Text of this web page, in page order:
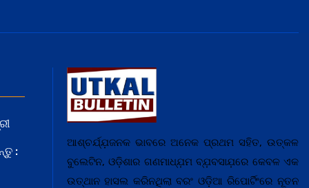
:
ଆଶ୍ଚର୍ଯ୍ଯ଼ଜନକ ଭାବରେ ଅନେକ ପ୍ରଥମ ସହିତ, ଉତ୍କଳ
ବୁଲେଟିନ, ଓଡ଼ିଶାର ଗଣମାଧ୍ଯ଼ମ ବ୍ଯ଼ବସାଯ଼ରେ କେବଳ ଏକ
ଉତ୍ଥାନ ହାସଲ କରିନଥିଲା ବରଂ ଓଡ଼ିଆ ରିପୋର୍ଟିଂରେ ନୂତନ